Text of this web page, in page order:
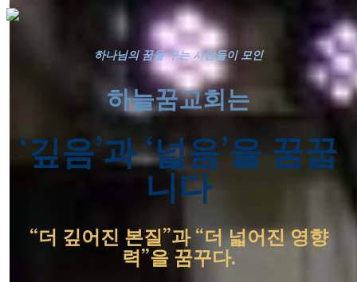
하나님의 꿈을 꾸는 사람들이 모인
하늘꿈교회는
‘깊음’과 ‘넓음’을 꿈꿉
니다
“더 깊어진 본질”과 “더 넓어진 영향
력”을 꿈꾸다.